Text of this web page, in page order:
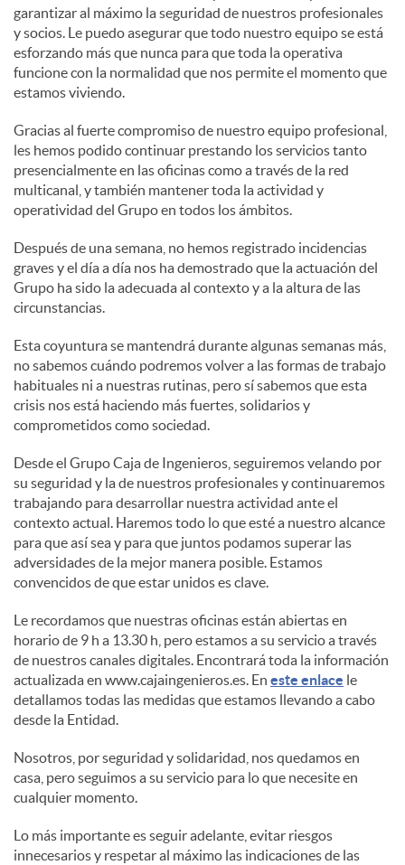
e
n
i
d
o
s
garantizar al máximo la seguridad de nuestros profesionales
y socios. Le puedo asegurar que todo nuestro equipo se está
esforzando más que nunca para que toda la operativa
funcione con la normalidad que nos permite el momento que
estamos viviendo.
Gracias al fuerte compromiso de nuestro equipo profesional,
les hemos podido continuar prestando los servicios tanto
presencialmente en las oficinas como a través de la red
multicanal, y también mantener toda la actividad y
operatividad del Grupo en todos los ámbitos.
Después de una semana, no hemos registrado incidencias
graves y el día a día nos ha demostrado que la actuación del
Grupo ha sido la adecuada al contexto y a la altura de las
circunstancias.
Esta coyuntura se mantendrá durante algunas semanas más,
no sabemos cuándo podremos volver a las formas de trabajo
habituales ni a nuestras rutinas, pero sí sabemos que esta
crisis nos está haciendo más fuertes, solidarios y
comprometidos como sociedad.
Desde el Grupo Caja de Ingenieros, seguiremos velando por
su seguridad y la de nuestros profesionales y continuaremos
trabajando para desarrollar nuestra actividad ante el
contexto actual. Haremos todo lo que esté a nuestro alcance
para que así sea y para que juntos podamos superar las
adversidades de la mejor manera posible. Estamos
convencidos de que estar unidos es clave.
Le recordamos que nuestras oficinas están abiertas en
horario de 9 h a 13.30 h, pero estamos a su servicio a través
de nuestros canales digitales. Encontrará toda la información
actualizada en www.cajaingenieros.es. En este enlace le
detallamos todas las medidas que estamos llevando a cabo
desde la Entidad.
Nosotros, por seguridad y solidaridad, nos quedamos en
casa, pero seguimos a su servicio para lo que necesite en
cualquier momento.
Lo más importante es seguir adelante, evitar riesgos
innecesarios y respetar al máximo las indicaciones de las